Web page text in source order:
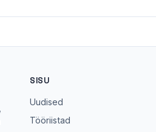
SISU
Uudised
Tööriistad